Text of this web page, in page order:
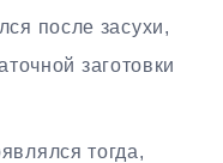
после засухи,
заготовки
тогда,